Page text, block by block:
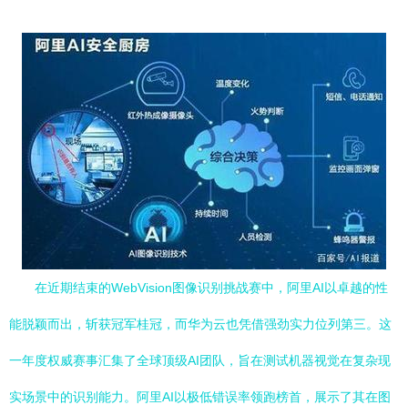
在近期结束的WebVision图像识别挑战赛中，阿里AI以卓越的性
能脱颖而出，斩获冠军桂冠，而华为云也凭借强劲实力位列第三。这
一年度权威赛事汇集了全球顶级AI团队，旨在测试机器视觉在复杂现
实场景中的识别能力。阿里AI以极低错误率领跑榜首，展示了其在图